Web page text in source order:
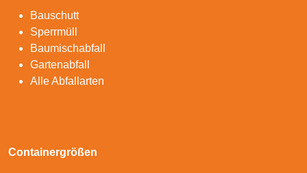
Bauschutt
Sperrmüll
Baumischabfall
Gartenabfall
Alle Abfallarten
Containergrößen